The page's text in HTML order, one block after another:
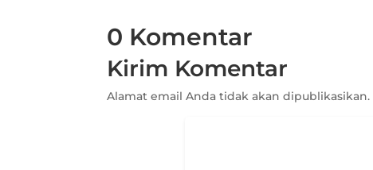
0 Komentar
Kirim Komentar
Alamat email Anda tidak akan dipublikasikan.